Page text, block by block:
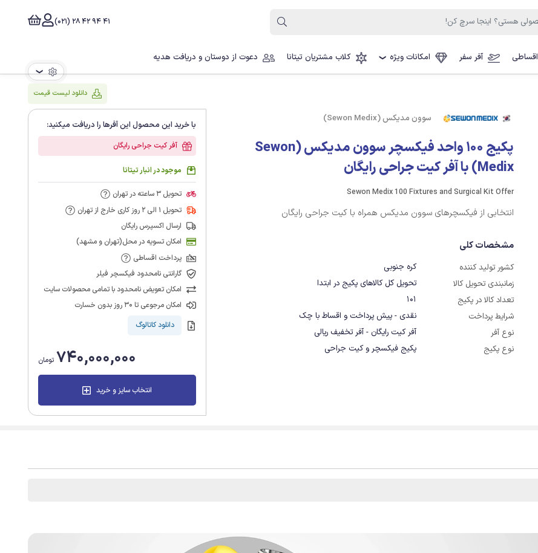
41 94 42 28 (021)
اقساطی آفر سفر امکانات ویژه ❯ کلاب مشتریان تیتانا دعوت از دوستان و دریافت هدیه
❯
دانلود لیست قیمت
سوون مدیکس (Sewon Medix)
پکیج 100 واحد فیکسچر سوون مدیکس (Sewon
Medix) با آفر کیت جراحی رایگان
Sewon Medix 100 Fixtures and Surgical Kit Offer
انتخابی از فیکسچرهای سوون مدیکس همراه با کیت جراحی رایگان
مشخصات کلی
کشور تولید کننده
کره جنوبی
زمانبندی تحویل کالا
تحویل کل کالاهای پکیج در ابتدا
تعداد کالا در پکیج
101
شرایط پرداخت
نقدی - پیش پرداخت و اقساط با چک
نوع آفر
آفر کیت رایگان - آفر تخفیف ریالی
نوع پکیج
پکیج فیکسچر و کیت جراحی
با خرید این محصول این آفرها را دریافت میکنید:
آفر کیت جراحی رایگان
موجود در انبار تیتانا
تحویل 3 ساعته در تهران
تحویل 1 الی 2 روز کاری خارج از تهران
ارسال اکسپرس رایگان
امکان تسویه در محل(تهران و مشهد)
پرداخت اقساطی
گارانتی نامحدود فیکسچر فیلر
امکان تعویض نامحدود با تمامی محصولات سایت
امکان مرجوعی تا 30 روز بدون خسارت
دانلود کاتالوگ
740,000,000 تومان
انتخاب سایز و خرید